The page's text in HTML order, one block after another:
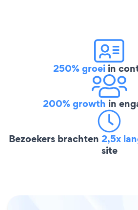
250% groei in
200% growth in
Bezoekers brachten 2,5x
site